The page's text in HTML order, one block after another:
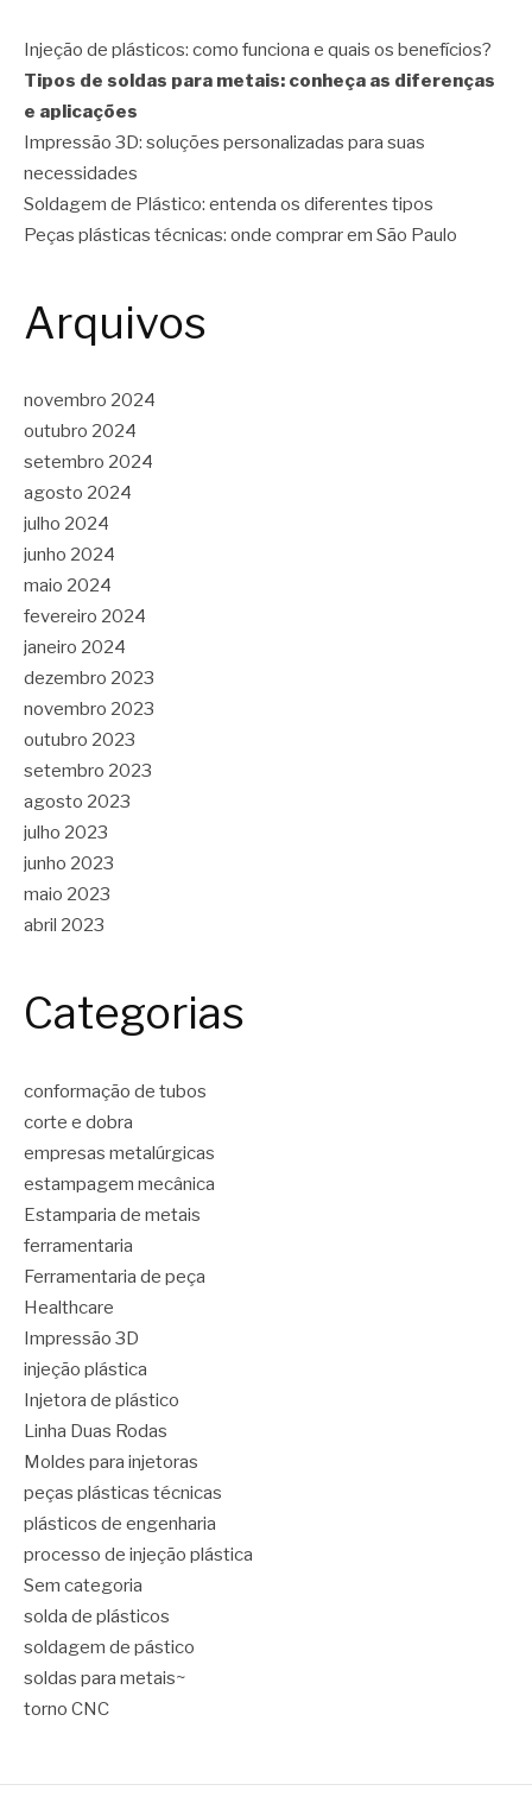
Injeção de plásticos: como funciona e quais os benefícios?
Tipos de soldas para metais: conheça as diferenças
e aplicações
Impressão 3D: soluções personalizadas para suas
necessidades
Soldagem de Plástico: entenda os diferentes tipos
Peças plásticas técnicas: onde comprar em São Paulo
Arquivos
novembro 2024
outubro 2024
setembro 2024
agosto 2024
julho 2024
junho 2024
maio 2024
fevereiro 2024
janeiro 2024
dezembro 2023
novembro 2023
outubro 2023
setembro 2023
agosto 2023
julho 2023
junho 2023
maio 2023
abril 2023
Categorias
conformação de tubos
corte e dobra
empresas metalúrgicas
estampagem mecânica
Estamparia de metais
ferramentaria
Ferramentaria de peça
Healthcare
Impressão 3D
injeção plástica
Injetora de plástico
Linha Duas Rodas
Moldes para injetoras
peças plásticas técnicas
plásticos de engenharia
processo de injeção plástica
Sem categoria
solda de plásticos
soldagem de pástico
soldas para metais~
torno CNC